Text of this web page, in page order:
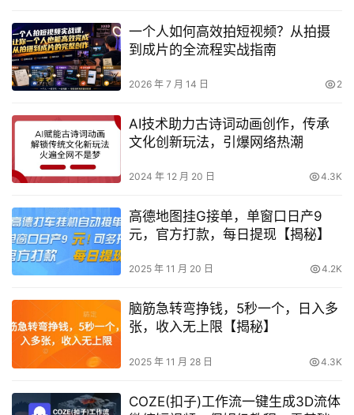
一个人如何高效拍短视频？从拍摄
到成片的全流程实战指南
2026 年 7 月 14 日 2
AI技术助力古诗词动画创作，传承
文化创新玩法，引爆网络热潮
2024 年 12 月 20 日 4.3K
高德地图挂G接单，单窗口日产9
元，官方打款，每日提现【揭秘】
2025 年 11 月 20 日 4.2K
脑筋急转弯挣钱，5秒一个，日入多
张，收入无上限【揭秘】
2025 年 11 月 28 日 4.3K
COZE(扣子)工作流一键生成3D流体